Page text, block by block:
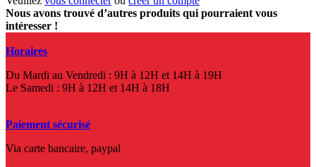
Nous avons trouvé d’autres produits qui pourraient vous
intéresser !
Horaires
Du Mardi au Vendredi : 9H à 12H et 14H à 19H
Le Samedi : 9H à 12H et 14H à 18H
Paiement sécurisé
Via carte bancaire, paypal